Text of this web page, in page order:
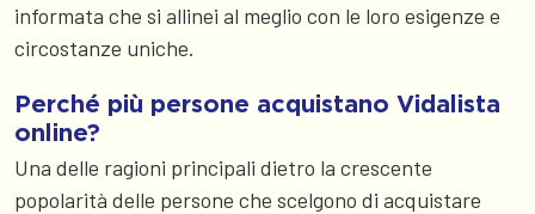
informata che si allinei al meglio con le loro esigenze e
circostanze uniche.
Perché più persone acquistano Vidalista
online?
Una delle ragioni principali dietro la crescente
popolarità delle persone che scelgono di acquistare